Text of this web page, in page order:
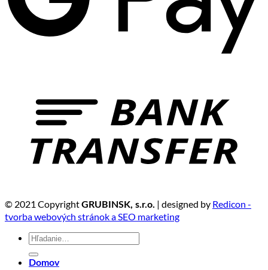
© 2021 CopyrightGRUBINSK, s.r.o. | designed by Redicon -
tvorba webových stránok a SEO marketing
Hľadať:
Domov